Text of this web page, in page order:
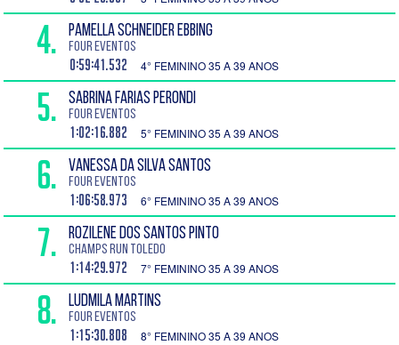
4. PAMELLA SCHNEIDER EBBING
Four Eventos
0:59:41.532 4° FEMININO 35 A 39 ANOS
5. SABRINA FARIAS PERONDI
Four Eventos
1:02:16.882 5° FEMININO 35 A 39 ANOS
6. VANESSA DA SILVA SANTOS
Four Eventos
1:06:58.973 6° FEMININO 35 A 39 ANOS
7. ROZILENE DOS SANTOS PINTO
CHAMPS RUN TOLEDO
1:14:29.972 7° FEMININO 35 A 39 ANOS
8. LUDMILA MARTINS
Four Eventos
1:15:30.808 8° FEMININO 35 A 39 ANOS